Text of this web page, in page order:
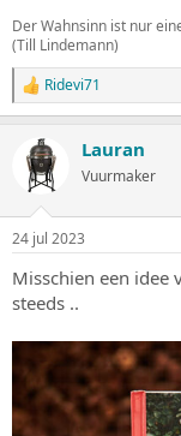
Der Wahnsinn ist nur
(Till Lindemann)
W
a
d
e
n
e
n
Ridevi71
Lauran
Vuurmaker
24 jul 2023
Misschien een idee
steeds ..